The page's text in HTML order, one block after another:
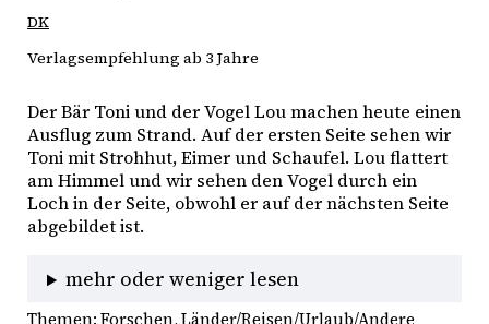
DK
Verlagsempfehlung ab 3 Jahre
Der Bär Toni und der Vogel Lou machen heute einen
Ausflug zum Strand. Auf der ersten Seite sehen wir
Toni mit Strohhut, Eimer und Schaufel. Lou flattert
am Himmel und wir sehen den Vogel durch ein
Loch in der Seite, obwohl er auf der nächsten Seite
abgebildet ist.
mehr oder weniger lesen
Themen: Forschen, Länder/Reisen/Urlaub/Andere